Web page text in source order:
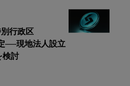
行政区
──現地法人設立
検討